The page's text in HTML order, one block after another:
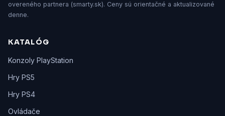
overeného partnera (smarty.sk). Ceny sú orientačné a aktualizované
denne.
KATALÓG
Konzoly PlayStation
Hry PS5
Hry PS4
Ovládače